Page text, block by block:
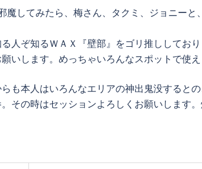
魔してみたら、梅さん、タクミ、ジョニーと
人ぞ知るＷＡＸ『壁部』をゴリ推ししてお
いします。めっちゃいろんなスポットで使え
も本人はいろんなエリアの神出鬼没すると
その時はセッションよろしくお願いします